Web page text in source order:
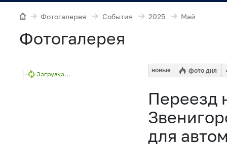
Фотогалерея События 2025 Май
Фотогалерея
Загрузка...
новые фото дня
Переезд
для